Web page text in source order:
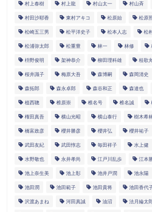
村上春樹 村上龍 村山太一 村山斉
村田沙耶香 東村アキコ 松原始 松原
松崎五三男 松平洋史子 松本人志 松
松浦弥太郎 松重豊 林一 林修
枡野俊明 架神恭介 柳田理科雄 桂歌丸
桜井識子 梅原大吾 森博嗣 森岡清史
森拓郎 森永卓郎 森谷和正 森達也
植西聰 椎原崇 椎名号 椎名誠
権田真吾 横山光昭 横山泰行 樹木希
橋富政彦 櫻井勝彦 櫻井弘 櫻井祐子
武田友紀 武田惇志 毎田祥子 水上健
水野敬也 永井孝尚 江戸川乱歩 江本
池上奈生美 池上彰 池井戸潤 池永陽
池田潤 池田範子 池田貴将 池田香代
沢渡あまね 河田真誠 油沼 法月綸太